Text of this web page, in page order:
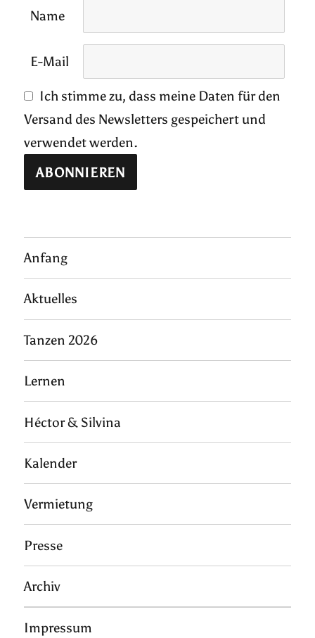
Name
E-Mail
Ich stimme zu, dass meine Daten für den
Versand des Newsletters gespeichert und
verwendet werden.
Anfang
Aktuelles
Tanzen 2026
Lernen
Héctor & Silvina
Kalender
Vermietung
Presse
Archiv
Impressum